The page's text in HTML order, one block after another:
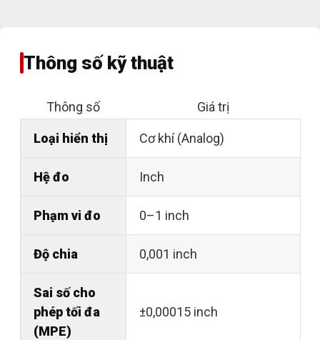
Thông số kỹ thuật
Thông số Giá trị
Loại hiển thị Cơ khí (Analog)
Hệ đo Inch
Phạm vi đo 0–1 inch
Độ chia 0,001 inch
Sai số cho
phép tối đa
(MPE)
±0,00015 inch